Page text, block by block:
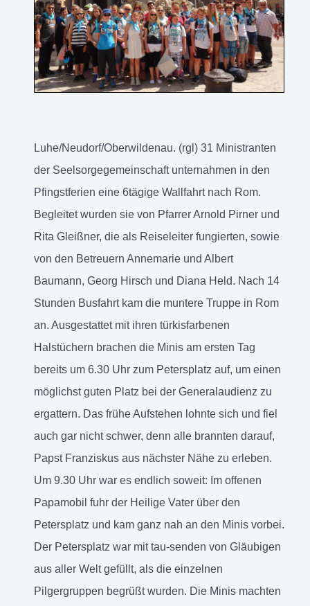
Luhe/Neudorf/Oberwildenau. (rgl) 31 Ministranten
der Seelsorgegemeinschaft unternahmen in den
Pfingstferien eine 6tägige Wallfahrt nach Rom.
Begleitet wurden sie von Pfarrer Arnold Pirner und
Rita Gleißner, die als Reiseleiter fungierten, sowie
von den Betreuern Annemarie und Albert
Baumann, Georg Hirsch und Diana Held. Nach 14
Stunden Busfahrt kam die muntere Truppe in Rom
an. Ausgestattet mit ihren türkisfarbenen
Halstüchern brachen die Minis am ersten Tag
bereits um 6.30 Uhr zum Petersplatz auf, um einen
möglichst guten Platz bei der Generalaudienz zu
ergattern. Das frühe Aufstehen lohnte sich und fiel
auch gar nicht schwer, denn alle brannten darauf,
Papst Franziskus aus nächster Nähe zu erleben.
Um 9.30 Uhr war es endlich soweit: Im offenen
Papamobil fuhr der Heilige Vater über den
Petersplatz und kam ganz nah an den Minis vorbei.
Der Petersplatz war mit tau-senden von Gläubigen
aus aller Welt gefüllt, als die einzelnen
Pilgergruppen begrüßt wurden. Die Minis machten